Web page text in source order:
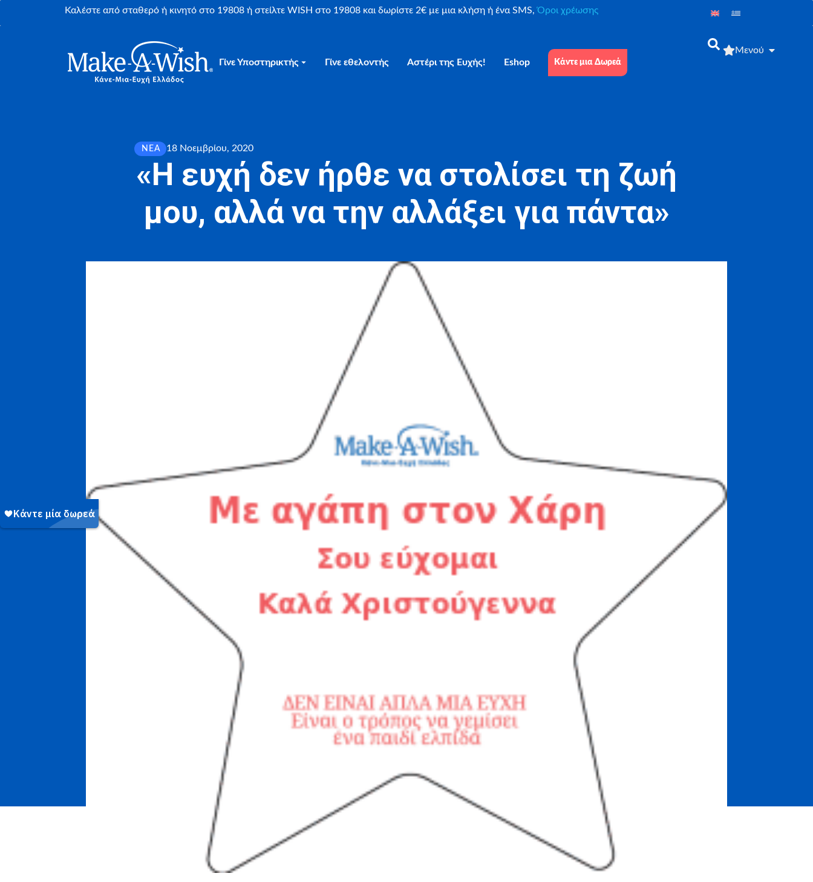
Καλέστε από σταθερό ή κινητό στο 19808 ή στείλτε WISH στο 19808 και δωρίστε 2€ με μια κλήση ή ένα SMS,Όροι χρέωσης
Γίνε Υποστηρικτής Γίνε εθελοντής Αστέρι της Ευχής! Eshop Κάντε μια Δωρεά
Μενού
ΝΈΑ 18 Νοεμβρίου, 2020
«Η ευχή δεν ήρθε να στολίσει τη ζωή
μου, αλλά να την αλλάξει για πάντα»